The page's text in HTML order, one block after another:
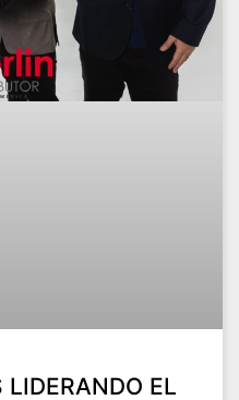
EL